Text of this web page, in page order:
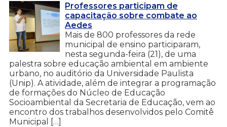
Professores participam de
capacitação sobre combate ao
Aedes
Mais de 800 professores da rede
municipal de ensino participaram,
nesta segunda-feira (21), de uma
palestra sobre educação ambiental em ambiente
urbano, no auditório da Universidade Paulista
(Unip). A atividade, além de integrar a programação
de formações do Núcleo de Educação
Socioambiental da Secretaria de Educação, vem ao
encontro dos trabalhos desenvolvidos pelo Comitê
Municipal […]